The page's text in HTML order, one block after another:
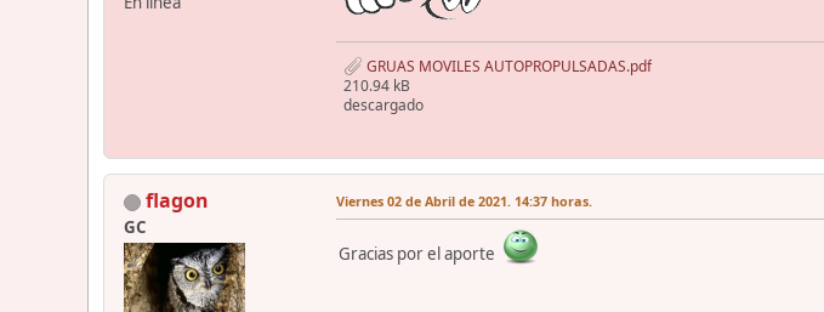
GRUAS MOVILES AUTOPROPULSADAS.pdf
210.94 kB
descargado
flagon
GC
Viernes 02 de Abril de 2021. 14:37 horas.
Gracias por el aporte